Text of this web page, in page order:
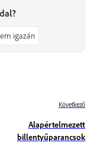
igazán
Következő
Alapértelmezett
billentyűparancsok